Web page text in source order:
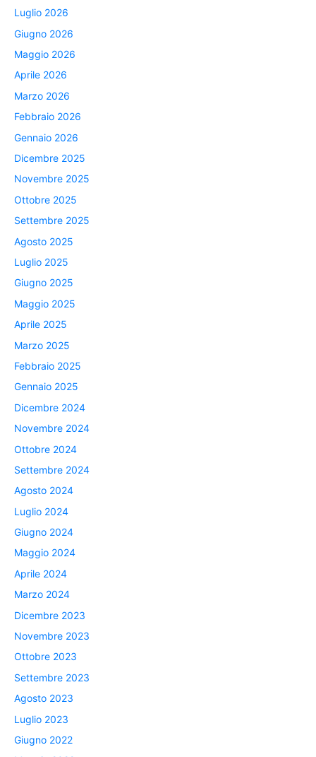
Luglio 2026
Giugno 2026
Maggio 2026
Aprile 2026
Marzo 2026
Febbraio 2026
Gennaio 2026
Dicembre 2025
Novembre 2025
Ottobre 2025
Settembre 2025
Agosto 2025
Luglio 2025
Giugno 2025
Maggio 2025
Aprile 2025
Marzo 2025
Febbraio 2025
Gennaio 2025
Dicembre 2024
Novembre 2024
Ottobre 2024
Settembre 2024
Agosto 2024
Luglio 2024
Giugno 2024
Maggio 2024
Aprile 2024
Marzo 2024
Dicembre 2023
Novembre 2023
Ottobre 2023
Settembre 2023
Agosto 2023
Luglio 2023
Giugno 2022